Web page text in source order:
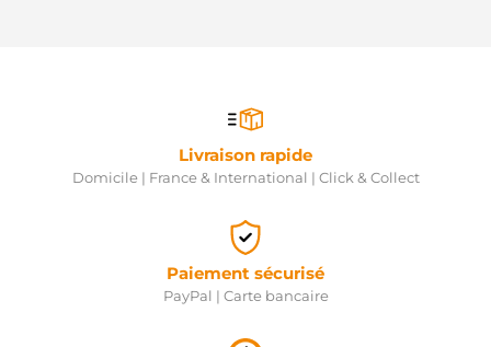
Livraison rapide
Domicile | France & International | Click & Collect
Paiement sécurisé
PayPal | Carte bancaire